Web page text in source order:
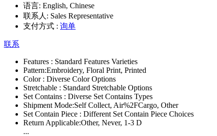
语言: English, Chinese
联系人: Sales Representative
支付方式 : 询单
联系
Features : Standard Features Varieties
Pattern:Embroidery, Floral Print, Printed
Color : Diverse Color Options
Stretchable : Standard Stretchable Options
Set Contains : Diverse Set Contains Types
Shipment Mode:Self Collect, Air%2FCargo, Other
Set Contain Piece : Different Set Contain Piece Choices
Return Applicable:Other, Never, 1-3 D
...